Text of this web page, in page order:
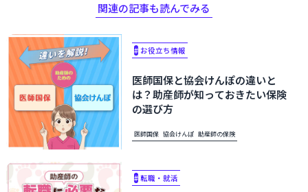
関連の記事も読んでみる
# お役立ち情報
医師国保と協会けんぽの違いと
は？助産師が知っておきたい保険
の選び方
医師国保 協会けんぽ 助産師の保険
# 転職・就活